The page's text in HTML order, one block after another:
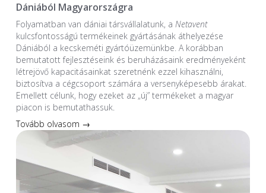
Dániából Magyarországra
Folyamatban van dániai társvállalatunk, a Netavent
kulcsfontosságú termékeinek gyártásának áthelyezése
Dániából a kecskeméti gyártóüzemünkbe. A korábban
bemutatott fejlesztéseink és beruházásaink eredményeként
létrejövő kapacitásainkat szeretnénk ezzel kihasználni,
biztosítva a cégcsoport számára a versenyképesebb árakat.
Emellett célunk, hogy ezeket az „új” termékeket a magyar
piacon is bemutathassuk.
Tovább olvasom →